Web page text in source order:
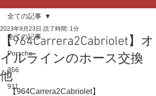
全ての記事
Porsche
356
911
全ての記事
【964Carrera2Cabriolet】オ
イルラインのホース交換
他
2023年9月23日 読了時間: 1分
【964Carrera2Cabriolet】